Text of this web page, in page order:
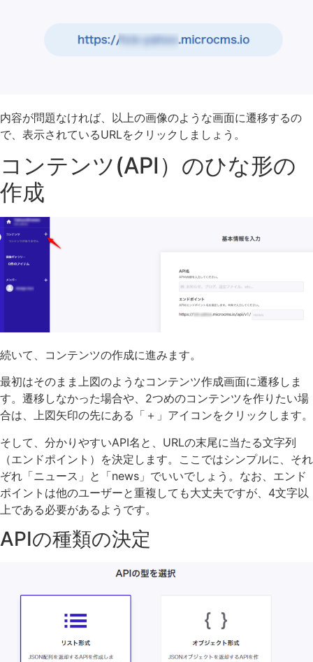
内容が問題なければ、以上の画像のような画面に遷移するの
で、表示されているURLをクリックしましょう。
コンテンツ(API）のひな形の
作成
続いて、コンテンツの作成に進みます。
最初はそのまま上図のようなコンテンツ作成画面に遷移しま
す。遷移しなかった場合や、2つめのコンテンツを作りたい場
合は、上図矢印の先にある「＋」アイコンをクリックします。
そして、分かりやすいAPI名と、URLの末尾に当たる文字列
（エンドポイント）を決定します。ここではシンプルに、それ
ぞれ「ニュース」と「news」でいいでしょう。なお、エンド
ポイントは他のユーザーと重複しても大丈夫ですが、4文字以
上である必要があるようです。
APIの種類の決定